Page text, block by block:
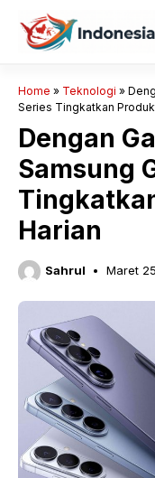
Langsung
Home » Teknologi »
Series Tingkatkan
Dengan
Samsung
Harian
Sahrul Maret